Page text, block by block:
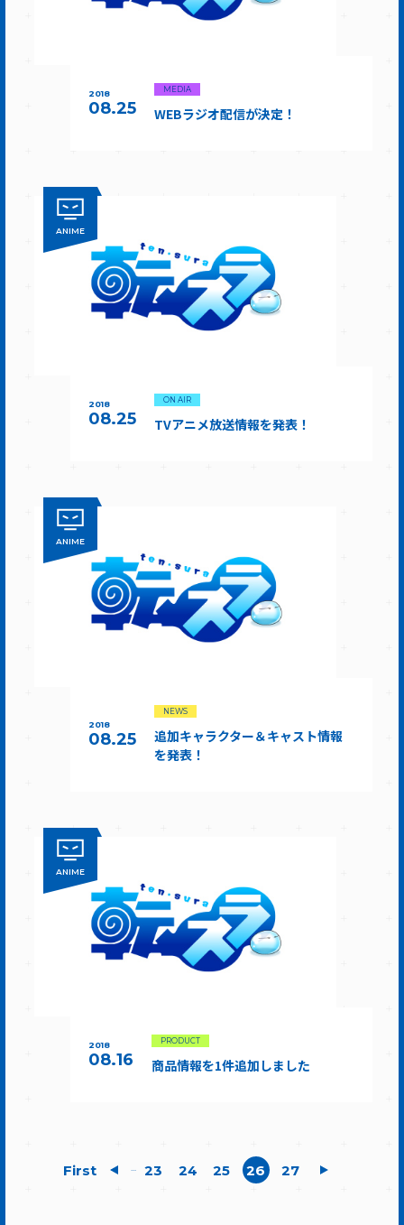
2018
08.25
MEDIA
WEBラジオ配信が決定！
ANIME
2018
08.25
ON AIR
TVアニメ放送情報を発表！
ANIME
2018
08.25
NEWS
追加キャラクター＆キャスト情報
を発表！
ANIME
2018
08.16
PRODUCT
商品情報を1件追加しました
First ... 23 24 25 26 27